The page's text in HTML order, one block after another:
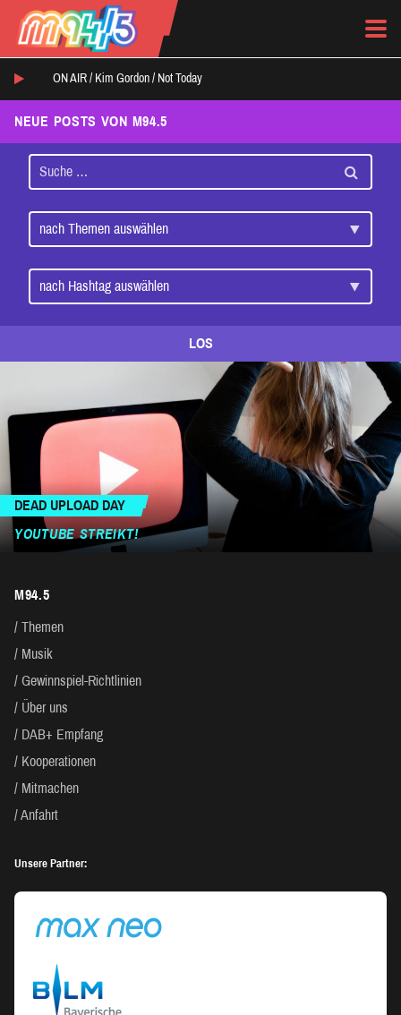
ON AIR / Kim Gordon / Not Today
NEUE POSTS VON M94.5
LOS
DEAD UPLOAD DAY
YOUTUBE STREIKT!
M94.5
Themen
Musik
Gewinnspiel-Richtlinien
Über uns
DAB+ Empfang
Kooperationen
Mitmachen
Anfahrt
Unsere Partner: